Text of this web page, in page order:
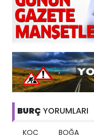
BURÇ YORUMLARI
KOÇ BOĞA